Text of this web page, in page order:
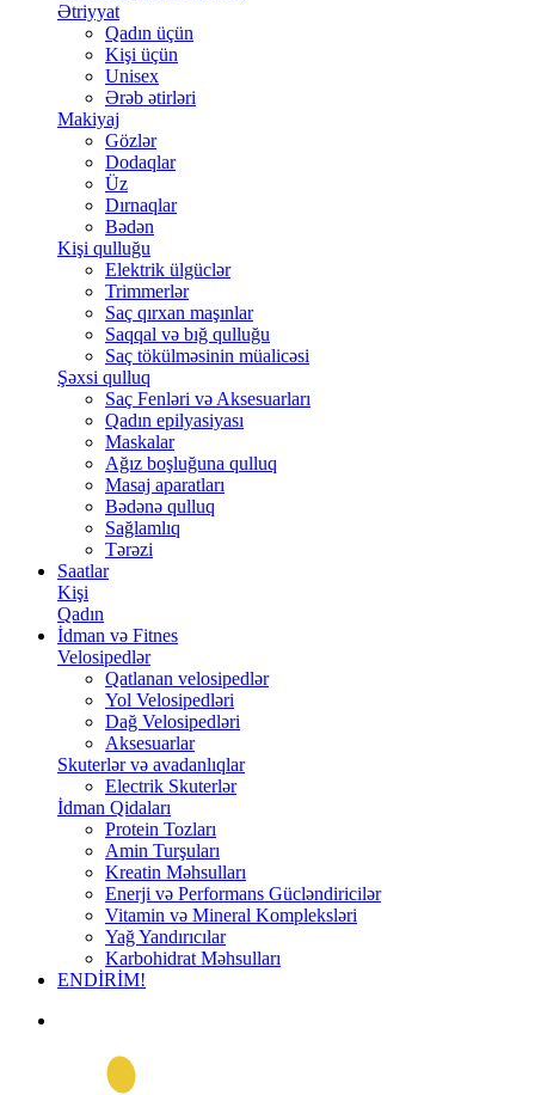
Ətriyyat
Qadın üçün
Kişi üçün
Unisex
Ərəb ətirləri
Makiyaj
Gözlər
Dodaqlar
Üz
Dırnaqlar
Bədən
Kişi qulluğu
Elektrik ülgüclər
Trimmerlər
Saç qırxan maşınlar
Saqqal və bığ qulluğu
Saç tökülməsinin müalicəsi
Şəxsi qulluq
Saç Fenləri və Aksesuarları
Qadın epilyasiyası
Maskalar
Ağız boşluğuna qulluq
Masaj aparatları
Bədənə qulluq
Sağlamlıq
Tərəzi
Saatlar
Kişi
Qadın
İdman və Fitnes
Velosipedlər
Qatlanan velosipedlər
Yol Velosipedləri
Dağ Velosipedləri
Aksesuarlar
Skuterlər və avadanlıqlar
Electrik Skuterlər
İdman Qidaları
Protein Tozları
Amin Turşuları
Kreatin Məhsulları
Enerji və Performans Gücləndiricilər
Vitamin və Mineral Kompleksləri
Yağ Yandırıcılar
Karbohidrat Məhsulları
ENDİRİM!